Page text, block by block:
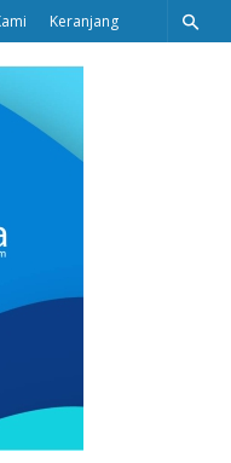
Keranjang